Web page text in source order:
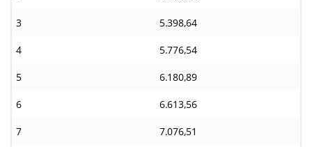
3 5.398,64
4 5.776,54
5 6.180,89
6 6.613,56
7 7.076,51